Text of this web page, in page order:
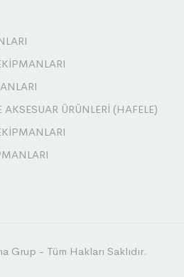
ÜRÜNLERİ (HAFELE)
Grup - Tüm Hakları Saklıdır.